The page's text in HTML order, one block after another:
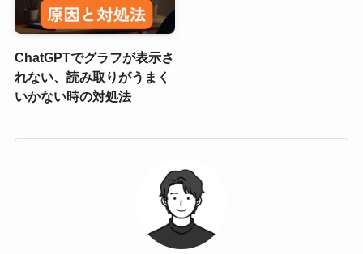
ChatGPTでグラフが表示さ
れない、読み取りがうまく
いかない時の対処法